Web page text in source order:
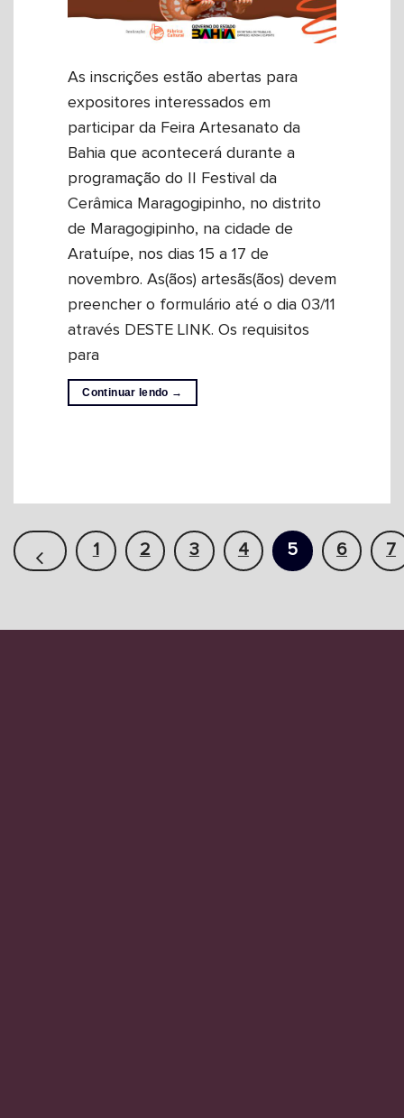
As inscrições estão abertas para
expositores interessados em
participar da Feira Artesanato da
Bahia que acontecerá durante a
programação do II Festival da
Cerâmica Maragogipinho, no distrito
de Maragogipinho, na cidade de
Aratuípe, nos dias 15 a 17 de
novembro. As(ãos) artesãs(ãos) devem
preencher o formulário até o dia 03/11
através DESTE LINK. Os requisitos
para
Continuar lendo →
1 2 3 4 5 6 7